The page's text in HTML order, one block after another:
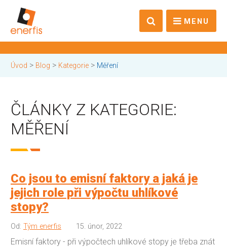
MENU
Úvod > Blog > Kategorie > Měření
ČLÁNKY Z KATEGORIE:
MĚŘENÍ
Co jsou to emisní faktory a jaká je
jejich role při výpočtu uhlíkové
stopy?
Od: Tým enerfis 15. únor, 2022
Emisní faktory - při výpočtech uhlíkové stopy je třeba znát